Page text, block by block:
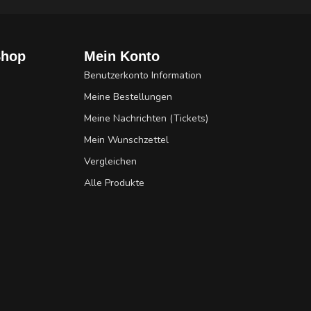
Mein Konto
Benutzerkonto Information
Meine Bestellungen
Meine Nachrichten (Tickets)
Mein Wunschzettel
Vergleichen
Alle Produkte